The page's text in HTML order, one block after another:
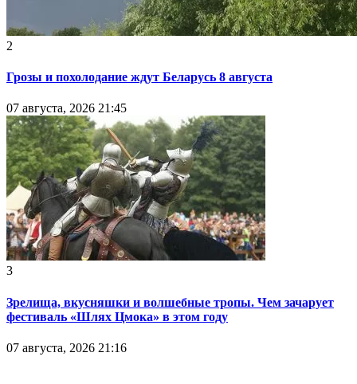
2
Грозы и похолодание ждут Беларусь 8 августа
07 августа, 2026 21:45
3
Зрелища, вкусняшки и волшебные тропы. Чем зачарует
фестиваль «Шлях Цмока» в этом году
07 августа, 2026 21:16